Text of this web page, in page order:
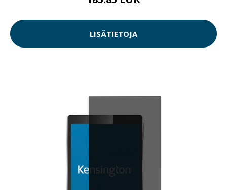
LISÄTIETOJA